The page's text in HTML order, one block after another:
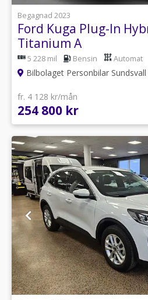
Begagnad 2023
Ford Kuga Plug-In
Titanium A
5 228 mil Bensin Automat
Bilbolaget Personbilar Sundsvall
fr. 4 128 kr/mån
254 800 kr
1